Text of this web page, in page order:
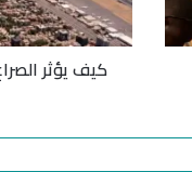
ا
ل
ع
كيف يؤثر